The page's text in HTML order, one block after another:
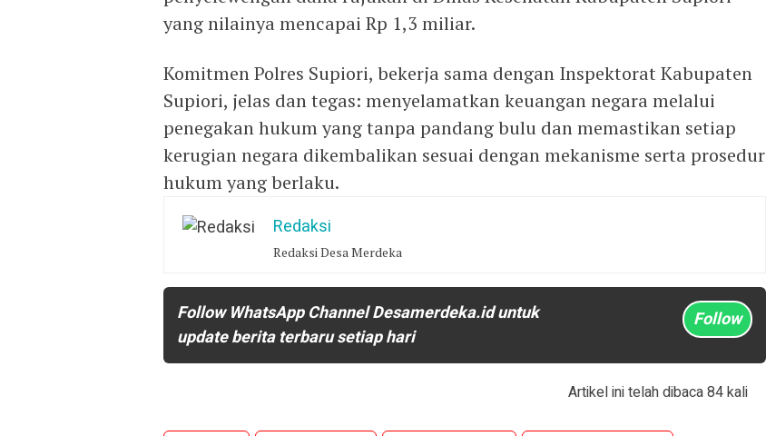
yang nilainya mencapai Rp 1,3 miliar.
Komitmen Polres Supiori, bekerja sama dengan Inspektorat Kabupaten
Supiori, jelas dan tegas: menyelamatkan keuangan negara melalui
penegakan hukum yang tanpa pandang bulu dan memastikan setiap
kerugian negara dikembalikan sesuai dengan mekanisme serta prosedur
hukum yang berlaku.
Redaksi
Redaksi Desa Merdeka
Follow WhatsApp Channel Desamerdeka.id untuk
update berita terbaru setiap hari
Follow
Artikel ini telah dibaca 84 kali